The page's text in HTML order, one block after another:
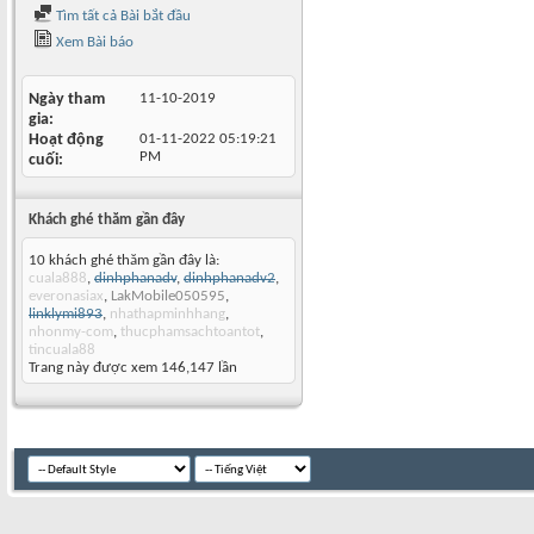
Tìm tất cả Bài bắt đầu
Xem Bài báo
Ngày tham
gia
11-10-2019
Hoạt động
cuối
01-11-2022 05:19:21
PM
Khách ghé thăm gần đây
10 khách ghé thăm gần đây là:
cuala888, dinhphanadv, dinhphanadv2,
everonasiax, LakMobile050595,
linklymi893, nhathapminhhang,
nhonmy-com, thucphamsachtoantot,
tincuala88
Trang này được xem 146,147 lần